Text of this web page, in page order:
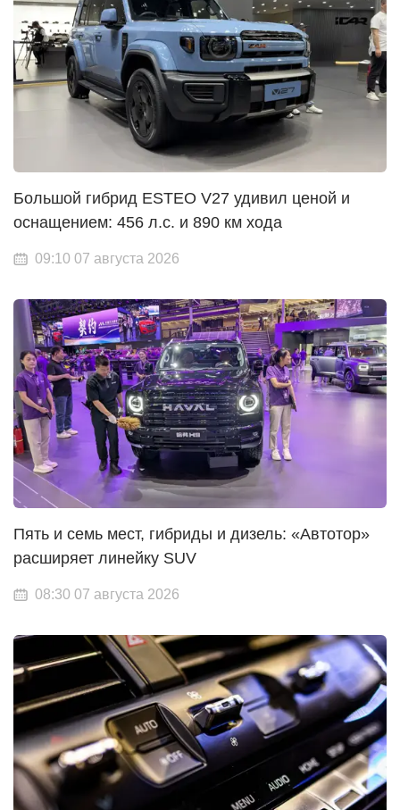
Большой гибрид ESTEO V27 удивил ценой и
оснащением: 456 л.с. и 890 км хода
09:10 07 августа 2026
Пять и семь мест, гибриды и дизель: «Автотор»
расширяет линейку SUV
08:30 07 августа 2026